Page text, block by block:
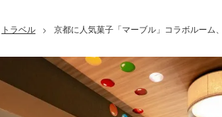
トラベル > 京都に人気菓子「マーブル」コラボルーム